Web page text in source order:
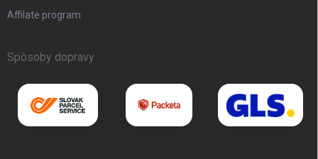
Affilate program
Spôsoby dopravy